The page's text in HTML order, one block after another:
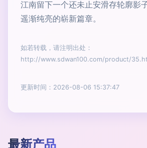
江南留下一个还未止安滑存轮廓影
遥渐纯亮的崭新篇章。
如若转载，请注明出处：
http://www.sdwan100.com/product/
更新时间：2026-08-06 15:37:47
最新产品